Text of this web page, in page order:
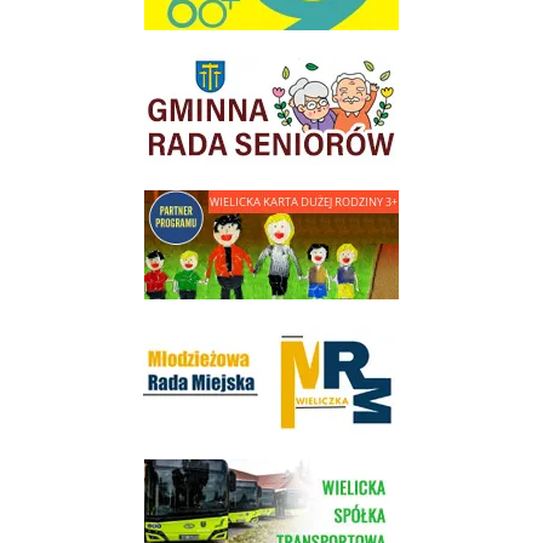
link do strony Gminnej Rady Seniorow - Wieliczka
link do strony - Wielicka Karta Dużej Rodziny
link do strony Wielickiej Spółki Transportowej